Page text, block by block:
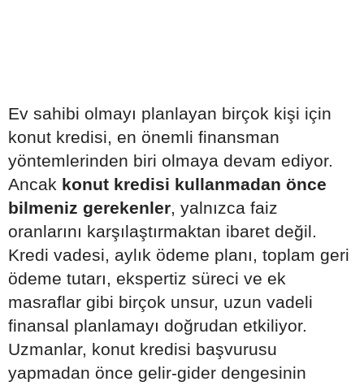
Ev sahibi olmayı planlayan birçok kişi için
konut kredisi, en önemli finansman
yöntemlerinden biri olmaya devam ediyor.
Ancak konut kredisi kullanmadan önce
bilmeniz gerekenler, yalnızca faiz
oranlarını karşılaştırmaktan ibaret değil.
Kredi vadesi, aylık ödeme planı, toplam geri
ödeme tutarı, ekspertiz süreci ve ek
masraflar gibi birçok unsur, uzun vadeli
finansal planlamayı doğrudan etkiliyor.
Uzmanlar, konut kredisi başvurusu
yapmadan önce gelir-gider dengesinin